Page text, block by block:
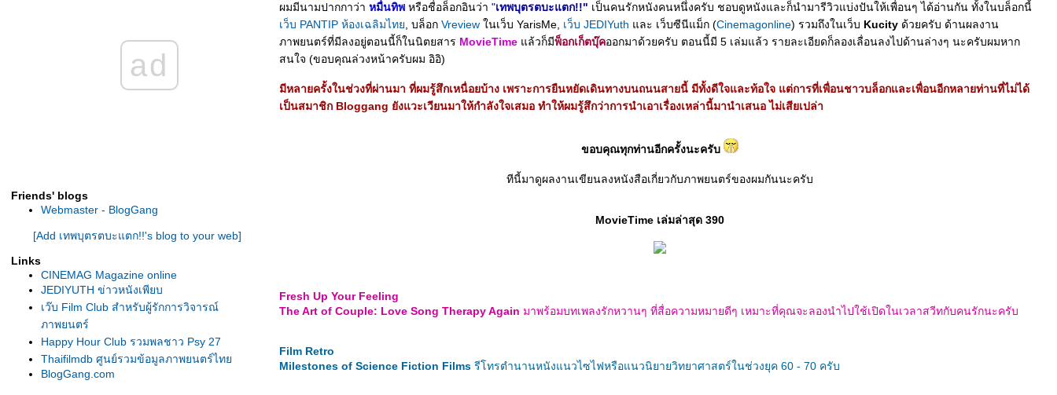
บันดาลใจ สไตล์หมื่นทิพ#2
หมื่นทิพ Version 16.1 - เทศกาลรวมเรื่อง
หลายคน
หมื่นทิพ Version 15 - ขอบคุณทุกท่านที่อุดหนุน
หนังสือ "ล้มอีกก็ได้ ถ้าลุกเป็น" ของผมคร้าบ
มาพร้อมผลงานหนังสือ 2 เล่มล่าสุดครับ
ทักทาย "หมื่นทิพ" กันหน่อยนะครับ: คำจากใจ
ของผู้ชายคนหนึ่ง... ผมเองครับ
ทักทาย "หมื่นทิพ" กันหน่อยนะครับ Version 12 -
ขึ้นหน้าใหม่ให้โหลดง่ายๆ แล้วครับ
ทักทาย "หมื่นทิพ" กันหน่อยนะครับ Version 11 -
ขึ้นหน้าใหม่ พร้อมผลงานใหม่ครับ
ad
Friends' blogs
Webmaster - BlogGang
[Add เทพบุตรตบะแตก!!'s blog to your web]
Links
CINEMAG Magazine online
JEDIYUTH ข่าวหนังเพียบ
เว๊บ Film Club สำหรับผู้รักการวิจารณ์
ภาพยนตร์
Happy Hour Club รวมพลชาว Psy 27
Thaifilmdb ศูนย์รวมข้อมูลภาพยนตร์ไท
BlogGang.com
ผมมีนามปากกาว่า หมื่นทิพ หรือชื่อล็อกอินว่า "เทพบุตรตบะแตก!!" เป็นคนรักหนังคนหนึ่งครับ ชอบดูหนังและก็นำมารีวิวแบ่งปันให้เพื่อนๆ ได้อ่านกัน ทั้งในบล็อกนี้
เว็บ PANTIP ห้องเฉลิมไท , บล็อก Vreview นเว็บ YarisMe, เว็บ JEDIYuth ละ เว็บซีนีแม็ก (Cinemagonline) รวมถึงในเว็บ Kucity ด้วยครับ ด้านผลงาน
ภาพยนตร์ที่มีลงอยู่ตอนนี้ก็ในนิตยสาร MovieTime ล้วก็มีพ็อกเก็ตบุ๊คออกมาด้วยครับ ตอนนี้มี 5 เล่มแล้ว รายละเอียดก็ลองเลื่อนลงไปด้านล่างๆ นะครับผมหาก
สนใจ (ขอบคุณล่วงหน้าครับผม อิอิ)
มีหลายครั้งในช่วงที่ผ่านมา ที่ผมรู้สึกเหนื่อยบ้าง เพราะการยืนหยัดเดินทางบนถนนสายนี้ มีทั้งดีใจและท้อใจ แต่การที่เพื่อนชาวบล็อกและเพื่อนอีกหลายท่านที่ไม่ได้
เป็นสมาชิก Bloggang ยังแวะเวียนมาให้กำลังใจเสมอ ทำให้ผมรู้สึกว่าการนำเอาเรื่องเหล่านี้มานำเสนอ ไม่เสียเปล่า
ขอบคุณทุกท่านอีกครั้งนะครับ
ทีนี้มาดูผลงานเขียนลงหนังสือเกี่ยวกับภาพยนตร์ของผมกันนะครับ
MovieTime เล่มล่าสุด 390
Fresh Up Your Feeling
The Art of Couple: Love Song Therapy Again มาพร้อมบทเพลงรักหวานๆ ที่สื่อความหมายดีๆ เหมาะที่คุณจะลองนำไปใช้เปิดในเวลาสวีทกับคนรักนะครับ
Film Retro
Milestones of Science Fiction Films รีโทรตำนานหนังแนวไซไฟหรือแนวนิยายวิทยาศาสตร์ในช่วงยุค 60 - 70 ครับ